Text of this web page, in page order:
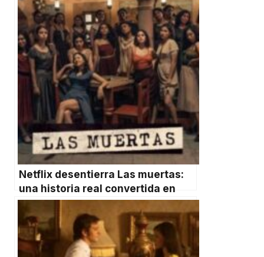
Netflix desentierra Las muertas:
una historia real convertida en
sátira mexicana